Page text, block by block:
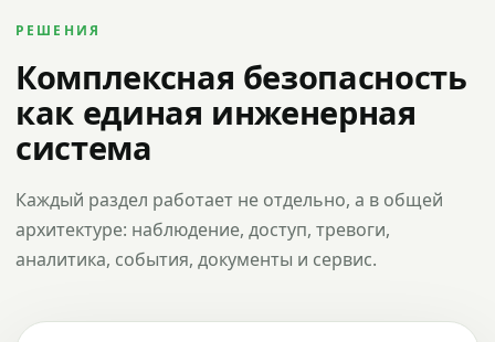
РЕШЕНИЯ
Комплексная безопасность
как единая инженерная
система
Каждый раздел работает не отдельно, а в общей
архитектуре: наблюдение, доступ, тревоги,
аналитика, события, документы и сервис.